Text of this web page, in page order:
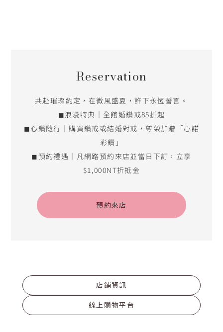
Reservation
共赴璀璨約定，在微風盛夏，許下永恆誓言。
◼浪漫特典｜全館婚鑽戒85折起
◼心鑽隨行｜購買鑽戒或結婚對戒，尊榮加贈「心諾
彩鑽」
◼預約禮遇｜凡網路預約來店並當日下訂，立享
$1,000NT折抵金
預約來店
店鋪資訊
線上購物平台